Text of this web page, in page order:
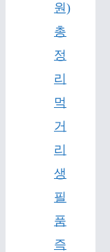
원)
총
정
리
먹
거
리
생
필
품
즉